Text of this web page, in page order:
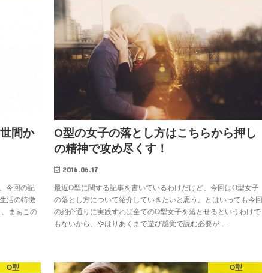
間か
今回の記
活の特徴
まぁこの
O型の女子の落とし方はこちらから押し
の精神で攻め尽くす！
2016.06.17
最近O型に関する記事を書いているわけだけど、今回はO型女子
の落とし方について紹介していきたいと思う。とはいっても今回
の紹介通りに実践すれば全てのO型女子を落とせるというわけで
もないから、やはりあくまで遊び感覚で読む必要が…
O型 O型